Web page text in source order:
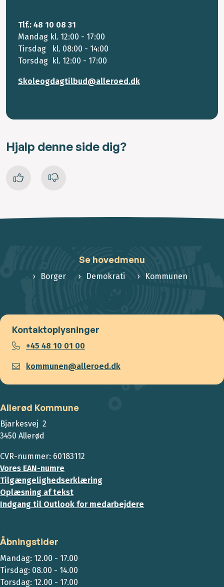
Tlf.: 48 10 08 31
Mandag kl. 12:00 - 17:00
Tirsdag kl. 08:00 - 14:00
Torsdag kl. 12:00 - 17:00
Skoleogdagtilbud@alleroed.dk
Hjalp denne side dig?
Se hovedmenu
Borger Demokrati Kommunen
Kontaktoplysninger
+45 48 10 01 00
kommunen@alleroed.dk
Allerød Kommune
Bjarkesvej 2
3450 Allerød
CVR-nummer: 60183112
Vores EAN-numre
Tilgængelighedserklæring
Oplæsning af tekst
Indgang til Outlook for medarbejdere
Åbningstider
Mandag: 12.00 - 17.00
Tirsdag: 08.00 - 14.00
Torsdag: 12.00 - 17.00